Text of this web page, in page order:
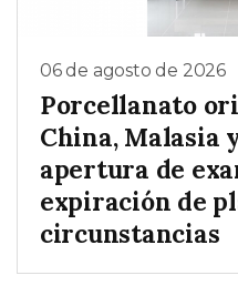
06 de agosto de 2026
Porcellanato
China, Malasia
apertura de
expiración de
circunstancias